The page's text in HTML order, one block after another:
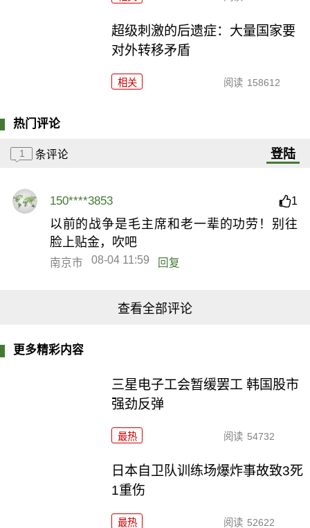
超级刺激的后遗症：大量国家要
对外转移矛盾
相关 阅读 158612
热门评论
1 条评论 登陆
150****3853 1
以前的战争是毛主席和老一辈的功劳！别往
脸上贴金，吹吧
南京市 08-04 11:59 回复
查看全部评论
更多精彩内容
三星电子工会暂缓罢工 韩国股市
强劲反弹
最热 阅读 54732
日本自卫队训练场爆炸事故致3死
1重伤
最热 阅读 52622